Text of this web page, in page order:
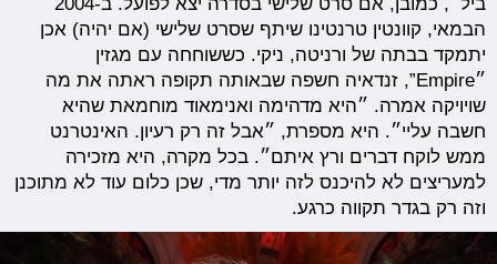
הבמאי, קוונטין טרנטינו שיתף שסרט שלישי (אם יהיה) אכן
יתמקד בבתה של ורניטה, ניקי. כששוחחה עם מגזין
״Empire”, זנדאיה חשפה שבאותה תקופה ראתה את מה
שויויקה אמרה. ״היא מדהימה ואנימאוד מוחמאת שהיא
חשבה עליי״. היא מספרת, ״אבל זה רק רעיון. האינטרנט
ממש לוקח דברים ורץ איתם״. בכל מקרה, היא מזכירה
למעריצים לא להיכנס לזה יותר מדי, שכן כלום עוד לא מתוכנן
וזה רק בגדר תקווה כרגע.